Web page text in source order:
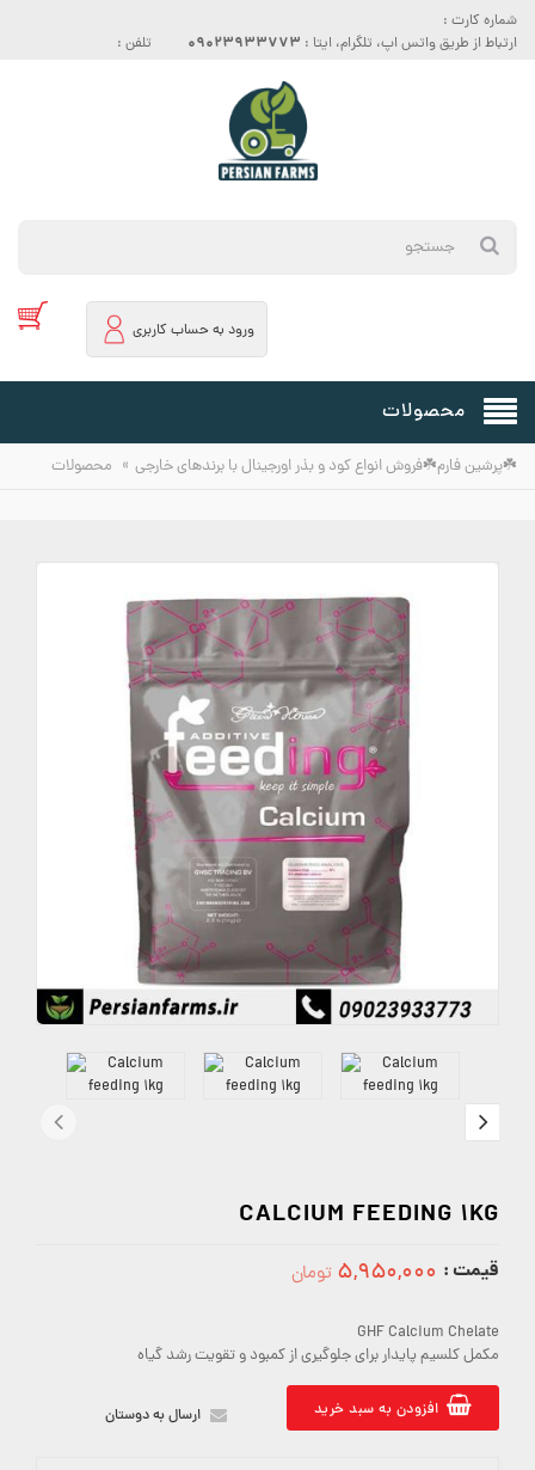
شماره کارت :
ارتباط از طریق واتس اپ، تلگرام، ایتا : 09023933773 تلفن :
ورود به حساب کاربری
محصولات
☘️پرشین فارم☘️فروش انواع کود و بذر اورجینال با برندهای خارجی » محصولات
CALCIUM FEEDING 1KG
قیمت : ۵,۹۵۰,۰۰۰ تومان
GHF Calcium Chelate
مکمل کلسیم پایدار برای جلوگیری از کمبود و تقویت رشد گیاه
افزودن به سبد خرید ارسال به دوستان